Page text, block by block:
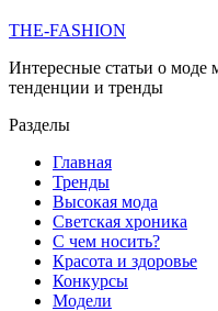
THE-FASHION
Интересные статьи о моде
тенденции и тренды
Разделы
Главная
Тренды
Высокая мода
Светская хроника
С чем носить?
Красота и здоровье
Конкурсы
Модели